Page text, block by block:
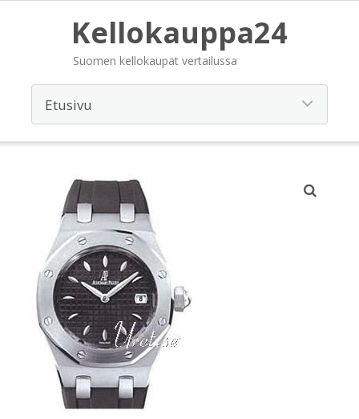
Kellokauppa24
Suomen kellokaupat vertailussa